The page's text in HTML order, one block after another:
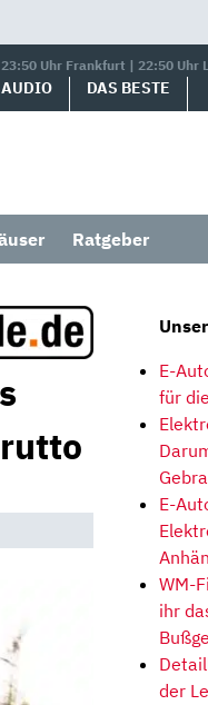
Uhr Frankfurt | 22:50 Uhr
AUDIO DAS BESTE
Ratgeber
E-
für
E-
WM-
ihr
der